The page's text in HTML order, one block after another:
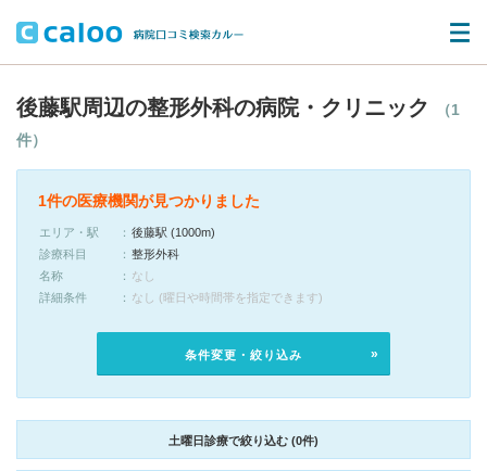
後藤駅周辺の整形外科の病院・クリニック
（1
件）
1件の医療機関が見つかりました
エリア・駅
後藤駅 (1000m)
診療科目
整形外科
名称
なし
詳細条件
なし (曜日や時間帯を指定できます)
条件変更・絞り込み
土曜日診療で絞り込む (0件)